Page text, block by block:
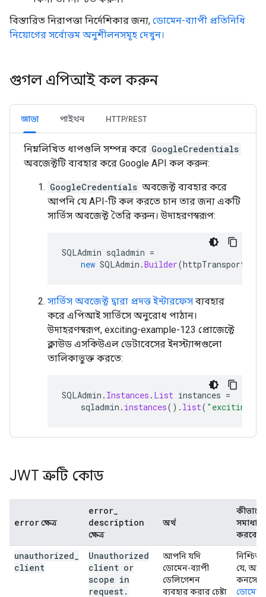
বিস্তারিত নিরাপত্তা নির্দেশিকার জন্য, ডোমেন-ব্যাপী প্রতিনিধি
নিয়োগের সর্বোত্তম অনুশীলনসমূহ দেখুন।
গুগল এপিআই কল করুন
জাভা পাইথন HTTP/REST
নিম্নলিখিত ধাপগুলি সম্পন্ন করে GoogleCredentials
অবজেক্টটি ব্যবহার করে Google API কল করুন:
GoogleCredentials অবজেক্ট ব্যবহার করে
আপনি যে API-টি কল করতে চান তার জন্য একটি
সার্ভিস অবজেক্ট তৈরি করুন। উদাহরণস্বরূপ:
SQLAdmin sqladmin =
new SQLAdmin .Builder(httpTransport
সার্ভিস অবজেক্ট দ্বারা প্রদত্ত ইন্টারফেস ব্যবহার
করে এপিআই সার্ভিসে অনুরোধ পাঠান।
উদাহরণস্বরূপ, exciting-example-123 প্রোজেক্টে
ক্লাউড এসকিউএল ডেটাবেসের ইনস্ট্যান্সগুলো
তালিকাভুক্ত করতে:
SQLAdmin . Instances . List instances =
sqladmin . instances(). list( "exciting-
JWT ত্রুটি কোড
errorক্ষেত্র
error
description
ক্ষেত্র
অর্থ
কীভাবে
সমাধান
করবেন
unauthorized
client
Unauthorized
client or
scope in
request.
আপনি যদি
ডোমেন-ব্যাপী
ডেলিগেশন
ব্যবহার করার চেষ্টা
যে,
ডোমেন-